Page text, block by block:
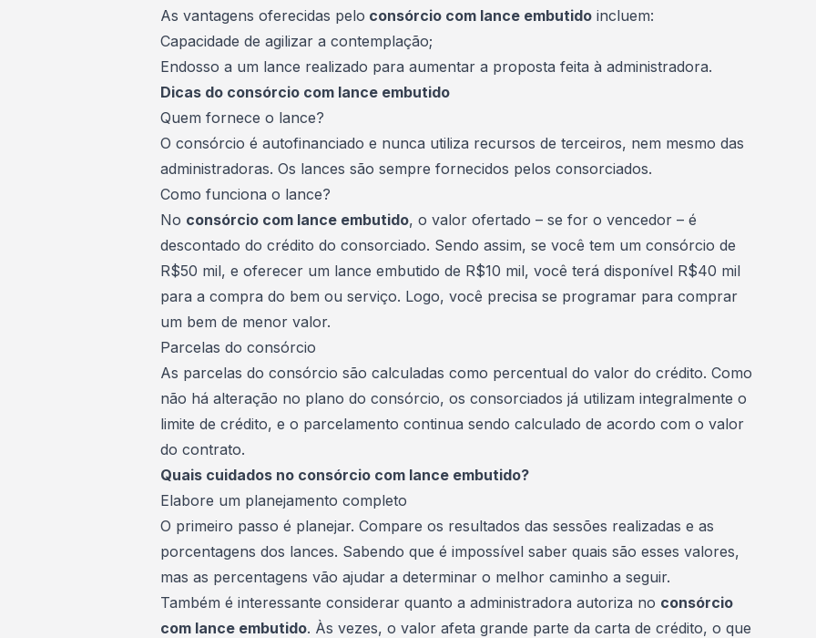
As vantagens oferecidas pelo consórcio com lance embutido incluem:
Capacidade de agilizar a contemplação;
Endosso a um lance realizado para aumentar a proposta feita à administradora.
Dicas do consórcio com lance embutido
Quem fornece o lance?
O consórcio é autofinanciado e nunca utiliza recursos de terceiros, nem mesmo das
administradoras. Os lances são sempre fornecidos pelos consorciados.
Como funciona o lance?
No consórcio com lance embutido, o valor ofertado – se for o vencedor – é
descontado do crédito do consorciado. Sendo assim, se você tem um consórcio de
R$50 mil, e oferecer um lance embutido de R$10 mil, você terá disponível R$40 mil
para a compra do bem ou serviço. Logo, você precisa se programar para comprar
um bem de menor valor.
Parcelas do consórcio
As parcelas do consórcio são calculadas como percentual do valor do crédito. Como
não há alteração no plano do consórcio, os consorciados já utilizam integralmente o
limite de crédito, e o parcelamento continua sendo calculado de acordo com o valor
do contrato.
Quais cuidados no consórcio com lance embutido?
Elabore um planejamento completo
O primeiro passo é planejar. Compare os resultados das sessões realizadas e as
porcentagens dos lances. Sabendo que é impossível saber quais são esses valores,
mas as percentagens vão ajudar a determinar o melhor caminho a seguir.
Também é interessante considerar quanto a administradora autoriza no consórcio
com lance embutido. Às vezes, o valor afeta grande parte da carta de crédito, o que